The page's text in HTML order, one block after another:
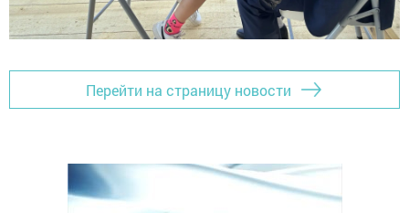
Перейти на страницу новости